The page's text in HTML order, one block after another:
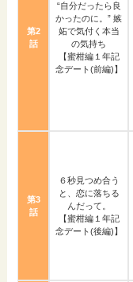
第2
話
“自分だったら良
かったのに。” 嫉
妬で気付く本当
の気持ち
【蜜柑編１年記
念デート(前編)】
第3
話
６秒見つめ合う
と、恋に落ちる
んだって。
【蜜柑編１年記
念デート(後編)】